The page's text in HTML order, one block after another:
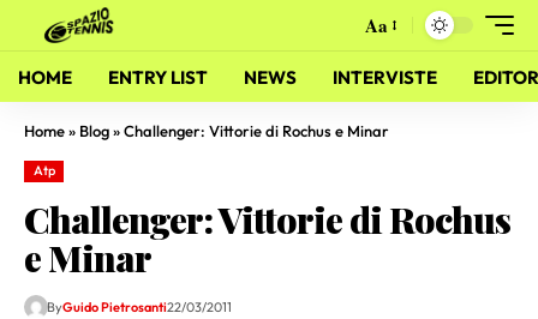
Aa
HOME ENTRY LIST NEWS INTERVISTE
Home» Blog»Challenger: Vittorie di Rochus e Minar
Atp
Challenger: Vittorie di Rochus
e Minar
ByGuido Pietrosanti22/03/2011